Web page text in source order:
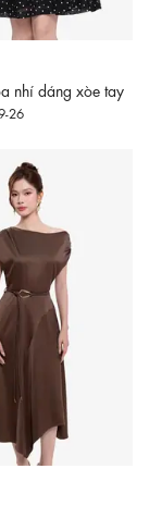
nhí dáng xòe tay
26